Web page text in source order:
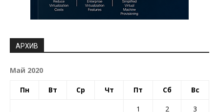
АРХИВ
Май 2020
Пн Вт Ср Чт Пт Сб Вс
1 2
3